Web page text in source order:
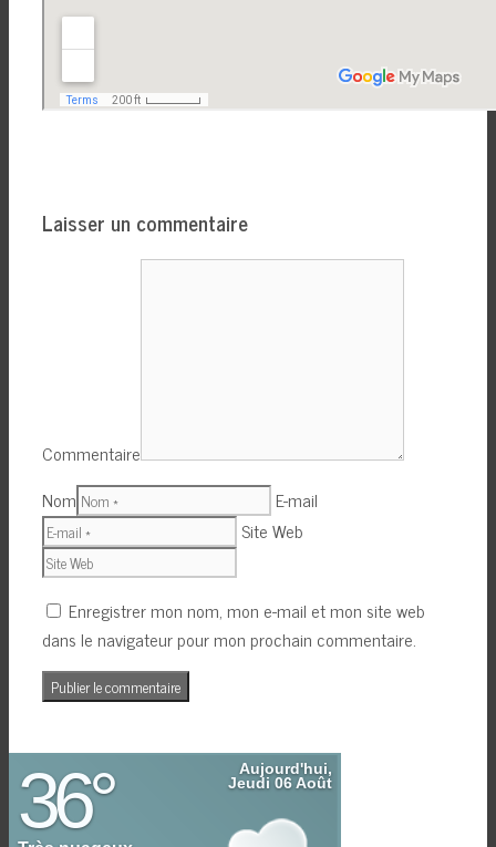
Laisser un commentaire
Commentaire
Nom
E-mail
Site Web
Enregistrer mon nom, mon e-mail et mon site web
dans le navigateur pour mon prochain commentaire.